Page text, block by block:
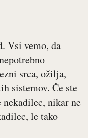
Vsi vemo, da
srca, ožilja,
sistemov. Če ste
nekadilec, nikar ne
le tako